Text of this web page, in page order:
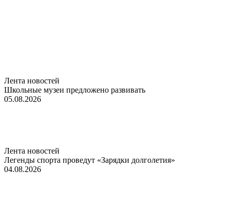
Лента новостей
Школьные музеи предложено развивать
05.08.2026
Лента новостей
Легенды спорта проведут «Зарядки долголетия»
04.08.2026